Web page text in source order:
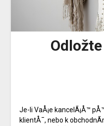
Je-li VaÅ¡e kancelÃ¡Å™
klientÅ¯, nebo k